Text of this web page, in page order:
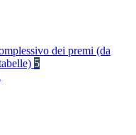
dei premi (da
5